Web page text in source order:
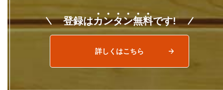
登録はカンタン無料です!
詳しくはこちら